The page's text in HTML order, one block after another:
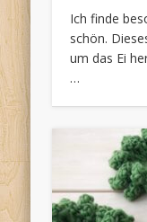
Ich finde
schön.
um das Ei
…